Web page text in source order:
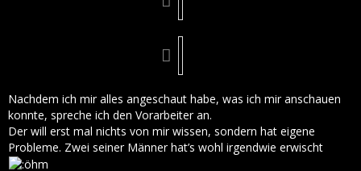
Nachdem ich mir alles angeschaut habe, was ich mir anschauen
konnte, spreche ich den Vorarbeiter an.
Der will erst mal nichts von mir wissen, sondern hat eigene
Probleme. Zwei seiner Männer hat’s wohl irgendwie erwischt